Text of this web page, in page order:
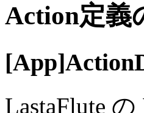
Action定義
LastaFlute